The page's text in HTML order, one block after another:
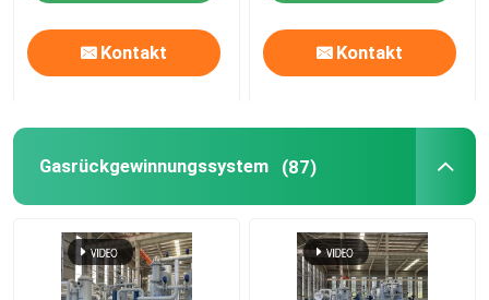
Kontakt Kontakt
Gasrückgewinnungssystem (87)